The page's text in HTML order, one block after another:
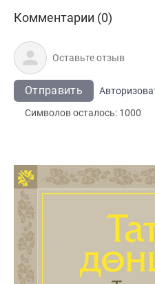
Комментарии (0)
Отправить
Символов осталось: 1000